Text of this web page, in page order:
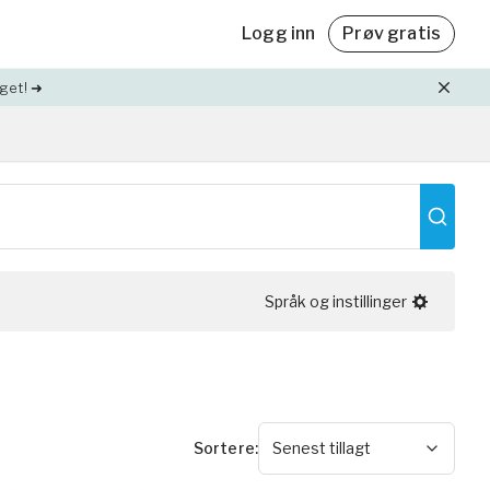
Läs mer
Logg inn Prøv gratis
➜
Språk og instillinger
Sortere: Senest tillagt